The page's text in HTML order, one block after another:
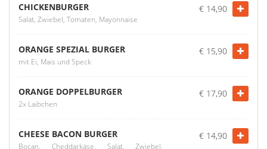
CHICKENBURGER
Salat, Zwiebel, Tomaten, Mayonnaise
€ 14,90
ORANGE SPEZIAL BURGER
mit Ei, Mais und Speck
€ 15,90
ORANGE DOPPELBURGER
2x Laibchen
€ 17,90
CHEESE BACON BURGER
Bocan, Cheddarkäse, Salat, Zwiebel,
€ 14,90